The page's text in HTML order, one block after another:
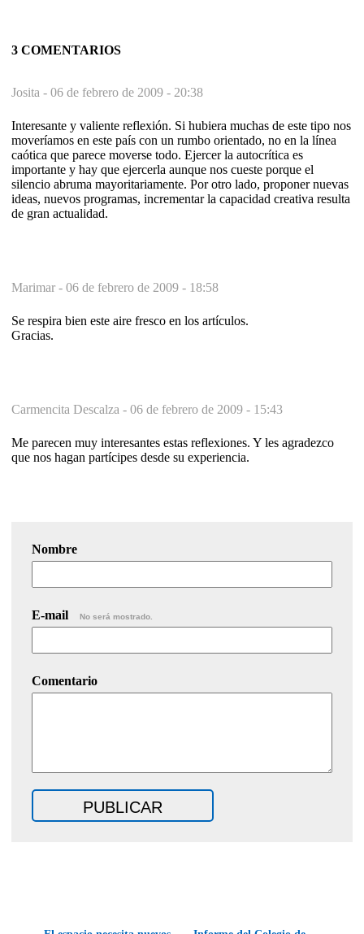
3 COMENTARIOS
Josita - 06 de febrero de 2009 - 20:38
Interesante y valiente reflexión. Si hubiera muchas de este tipo nos
moveríamos en este país con un rumbo orientado, no en la línea
caótica que parece moverse todo. Ejercer la autocrítica es
importante y hay que ejercerla aunque nos cueste porque el
silencio abruma mayoritariamente. Por otro lado, proponer nuevas
ideas, nuevos programas, incrementar la capacidad creativa resulta
de gran actualidad.
Marimar - 06 de febrero de 2009 - 18:58
Se respira bien este aire fresco en los artículos.
Gracias.
Carmencita Descalza - 06 de febrero de 2009 - 15:43
Me parecen muy interesantes estas reflexiones. Y les agradezco
que nos hagan partícipes desde su experiencia.
Nombre
E-mail No será mostrado.
Comentario